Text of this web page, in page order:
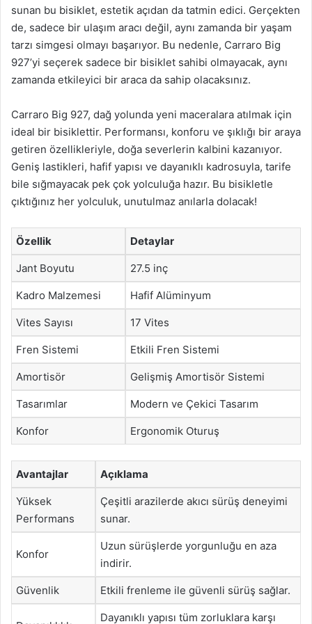
sunan bu bisiklet, estetik açıdan da tatmin edici. Gerçekten
de, sadece bir ulaşım aracı değil, aynı zamanda bir yaşam
tarzı simgesi olmayı başarıyor. Bu nedenle, Carraro Big
927’yi seçerek sadece bir bisiklet sahibi olmayacak, aynı
zamanda etkileyici bir araca da sahip olacaksınız.
Carraro Big 927, dağ yolunda yeni maceralara atılmak için
ideal bir bisiklettir. Performansı, konforu ve şıklığı bir araya
getiren özellikleriyle, doğa severlerin kalbini kazanıyor.
Geniş lastikleri, hafif yapısı ve dayanıklı kadrosuyla, tarife
bile sığmayacak pek çok yolculuğa hazır. Bu bisikletle
çıktığınız her yolculuk, unutulmaz anılarla dolacak!
Özellik Detaylar
Jant Boyutu 27.5 inç
Kadro Malzemesi Hafif Alüminyum
Vites Sayısı 17 Vites
Fren Sistemi Etkili Fren Sistemi
Amortisör Gelişmiş Amortisör Sistemi
Tasarımlar Modern ve Çekici Tasarım
Konfor Ergonomik Oturuş
Avantajlar Açıklama
Yüksek
Performans
Çeşitli arazilerde akıcı sürüş deneyimi
sunar.
Konfor
Uzun sürüşlerde yorgunluğu en aza
indirir.
Güvenlik Etkili frenleme ile güvenli sürüş sağlar.
Dayanıklı yapısı tüm zorluklara karşı